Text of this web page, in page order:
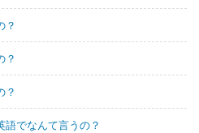
？
？
？
でなんて言うの？